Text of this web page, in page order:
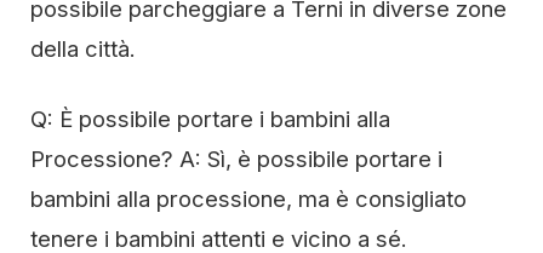
possibile parcheggiare a Terni in diverse zone
della città.
Q: È possibile portare i bambini alla
Processione? A: Sì, è possibile portare i
bambini alla processione, ma è consigliato
tenere i bambini attenti e vicino a sé.